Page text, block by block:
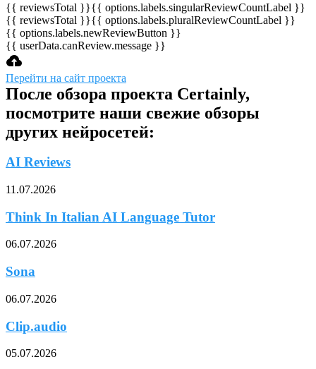
{{ reviewsTotal }}{{ options.labels.singularReviewCountLabel }}
{{ reviewsTotal }}{{ options.labels.pluralReviewCountLabel }}
{{ options.labels.newReviewButton }}
{{ userData.canReview.message }}
Перейти на сайт проекта
После обзора проекта Certainly,
посмотрите наши свежие обзоры
других нейросетей:
AI Reviews
11.07.2026
Think In Italian AI Language Tutor
06.07.2026
Sona
06.07.2026
Clip.audio
05.07.2026